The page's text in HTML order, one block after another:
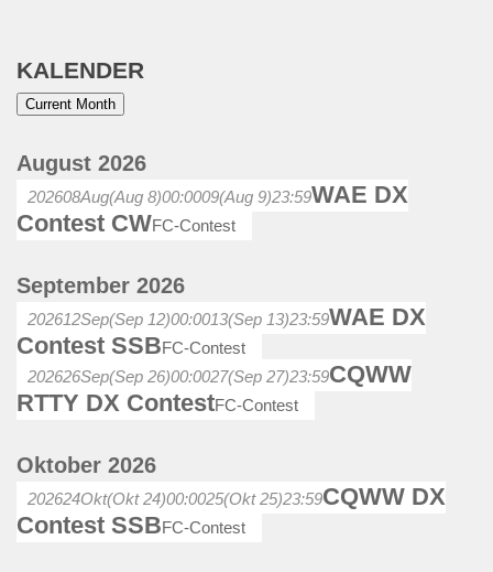
KALENDER
Current Month
August 2026
202608Aug(Aug 8)00:0009(Aug 9)23:59WAE DX
Contest CWFC-Contest
September 2026
202612Sep(Sep 12)00:0013(Sep 13)23:59WAE DX
Contest SSBFC-Contest
202626Sep(Sep 26)00:0027(Sep 27)23:59CQWW
RTTY DX ContestFC-Contest
Oktober 2026
202624Okt(Okt 24)00:0025(Okt 25)23:59CQWW DX
Contest SSBFC-Contest